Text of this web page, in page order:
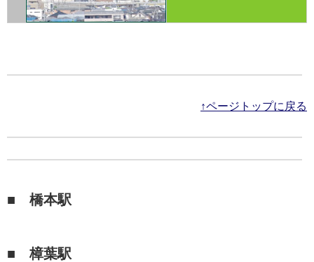
↑ページトップに戻る
■ 橋本駅
■ 樟葉駅